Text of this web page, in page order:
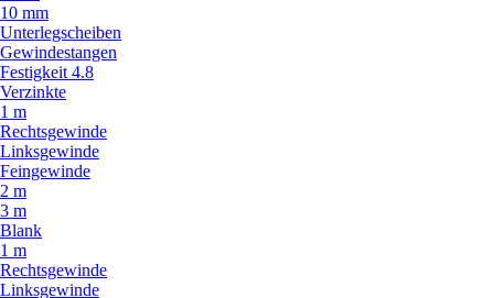
10 mm
Unterlegscheiben
Gewindestangen
Festigkeit 4.8
Verzinkte
1 m
Rechtsgewinde
Linksgewinde
Feingewinde
2 m
3 m
Blank
1 m
Rechtsgewinde
Linksgewinde